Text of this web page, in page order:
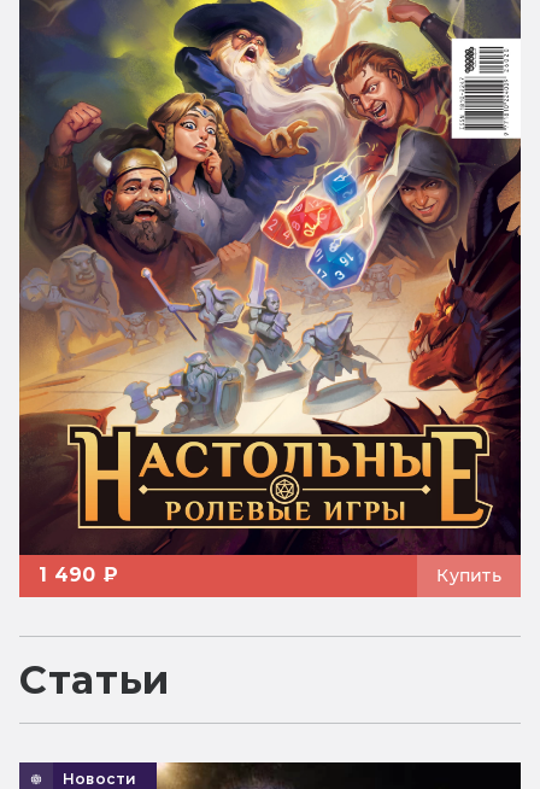
1 490 ₽ Купить
Статьи
Новости